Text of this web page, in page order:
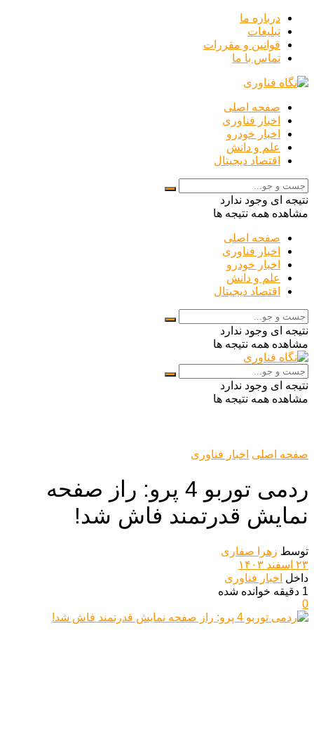
درباره ما
تبلیغات
قوانین و مقررات
تماس با ما
صفحه اصلی
اخبار فناوری
اخبار خودرو
علم و دانش
اقتصاد دیجیتال
نتیجه ای وجود ندارد
مشاهده همه نتیجه ها
صفحه اصلی
اخبار فناوری
اخبار خودرو
علم و دانش
اقتصاد دیجیتال
نتیجه ای وجود ندارد
مشاهده همه نتیجه ها
نتیجه ای وجود ندارد
مشاهده همه نتیجه ها
صفحه اصلی اخبار فناوری
ردمی توربو 4 پرو: راز صفحه
نمایش قدرتمند فاش شد!
توسط زهرا صفاری
۲۳ اسفند ۱۴۰۳
داخل اخبار فناوری
1 دقیقه خوانده شده
0